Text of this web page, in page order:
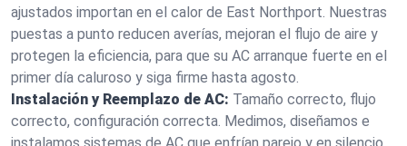
ajustados importan en el calor de East Northport. Nuestras
puestas a punto reducen averías, mejoran el flujo de aire y
protegen la eficiencia, para que su AC arranque fuerte en el
primer día caluroso y siga firme hasta agosto.
Instalación y Reemplazo de AC: Tamaño correcto, flujo
correcto, configuración correcta. Medimos, diseñamos e